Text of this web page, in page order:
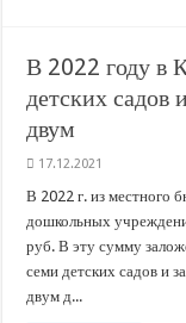
В 2022 году в
детских садов
двум
17.12.2021
В 2022 г. из местного
дошкольных
руб. В эту сумму
семи детских садов и
двум д...